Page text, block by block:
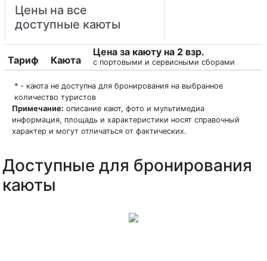
Цены на все
доступные каюты
Тариф Каюта
Цена за каюту на 2 взр.
с портовыми и сервисными сборами
* - каюта не доступна для бронирования на выбранное
количество туристов
Примечание: описание кают, фото и мультимедиа
информация, площадь и характеристики носят справочный
характер и могут отличаться от фактических.
Доступные для бронирования
каюты